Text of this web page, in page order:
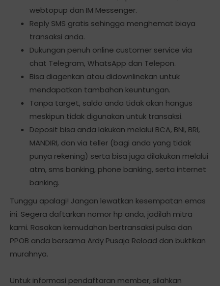
webtopup dan IM Messenger.
Reply SMS gratis sehingga menghemat biaya
transaksi anda.
Dukungan penuh online customer service via
chat Telegram, WhatsApp dan Telepon.
Bisa diagenkan atau didownlinekan untuk
mendapatkan tambahan keuntungan.
Tanpa target, saldo anda tidak akan hangus
meskipun tidak digunakan untuk transaksi.
Deposit bisa anda lakukan melalui BCA, BNI, BRI,
MANDIRI, dan via teller (bagi anda yang tidak
punya rekening) serta bisa juga dilakukan melalui
atm, sms banking, phone banking, serta internet
banking.
Tunggu apalagi! Jangan lewatkan kesempatan emas
ini. Segera daftarkan nomor hp anda, jadilah mitra
kami. Rasakan kemudahan bertransaksi pulsa dan
PPOB anda bersama Ardy Pusaja Reload dan buktikan
murahnya.
Untuk informasi pendaftaran member, silahkan